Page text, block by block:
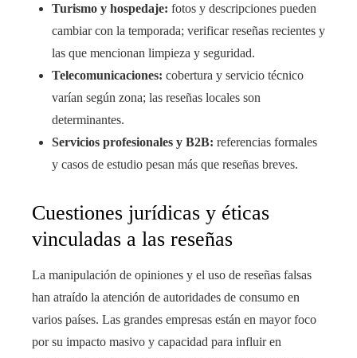
Turismo y hospedaje: fotos y descripciones pueden
cambiar con la temporada; verificar reseñas recientes y
las que mencionan limpieza y seguridad.
Telecomunicaciones: cobertura y servicio técnico
varían según zona; las reseñas locales son
determinantes.
Servicios profesionales y B2B: referencias formales
y casos de estudio pesan más que reseñas breves.
Cuestiones jurídicas y éticas
vinculadas a las reseñas
La manipulación de opiniones y el uso de reseñas falsas
han atraído la atención de autoridades de consumo en
varios países. Las grandes empresas están en mayor foco
por su impacto masivo y capacidad para influir en